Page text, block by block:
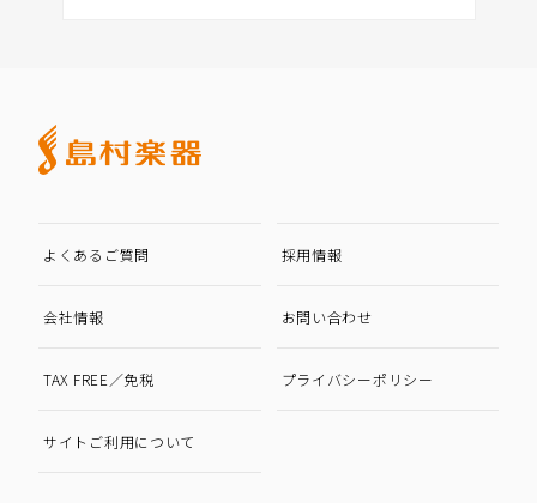
よくあるご質問 採用情報
会社情報 お問い合わせ
TAX FREE／免税 プライバシーポリシー
サイトご利用について